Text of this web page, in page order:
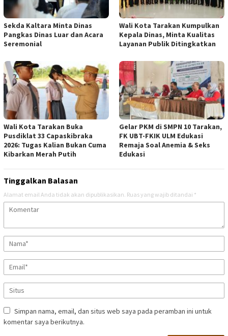
Sekda Kaltara Minta Dinas
Pangkas Dinas Luar dan Acara
Seremonial
Wali Kota Tarakan Kumpulkan
Kepala Dinas, Minta Kualitas
Layanan Publik Ditingkatkan
Wali Kota Tarakan Buka
Pusdiklat 33 Capaskibraka
2026: Tugas Kalian Bukan Cuma
Kibarkan Merah Putih
Gelar PKM di SMPN 10 Tarakan,
FK UBT-FKIK ULM Edukasi
Remaja Soal Anemia & Seks
Edukasi
Tinggalkan Balasan
Alamat email Anda tidak akan dipublikasikan. Ruas yang wajib ditandai *
Simpan nama, email, dan situs web saya pada peramban ini untuk
komentar saya berikutnya.